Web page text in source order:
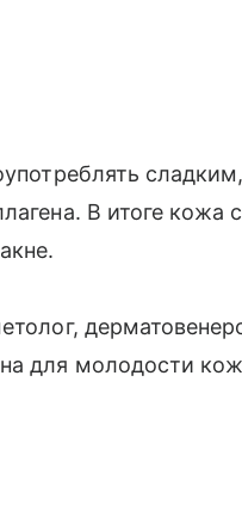
В итоге кожа
для молодости